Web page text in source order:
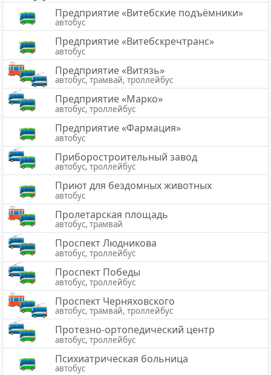
Предприятие «Витебские подъёмники»
автобус
Предприятие «Витебскречтранс»
автобус
Предприятие «Витязь»
автобус, трамвай, троллейбус
Предприятие «Марко»
автобус, троллейбус
Предприятие «Фармация»
автобус
Приборостроительный завод
автобус, троллейбус
Приют для бездомных животных
автобус
Пролетарская площадь
автобус, трамвай
Проспект Людникова
автобус, троллейбус
Проспект Победы
автобус, троллейбус
Проспект Черняховского
автобус, трамвай, троллейбус
Протезно-ортопедический центр
автобус, троллейбус
Психиатрическая больница
автобус